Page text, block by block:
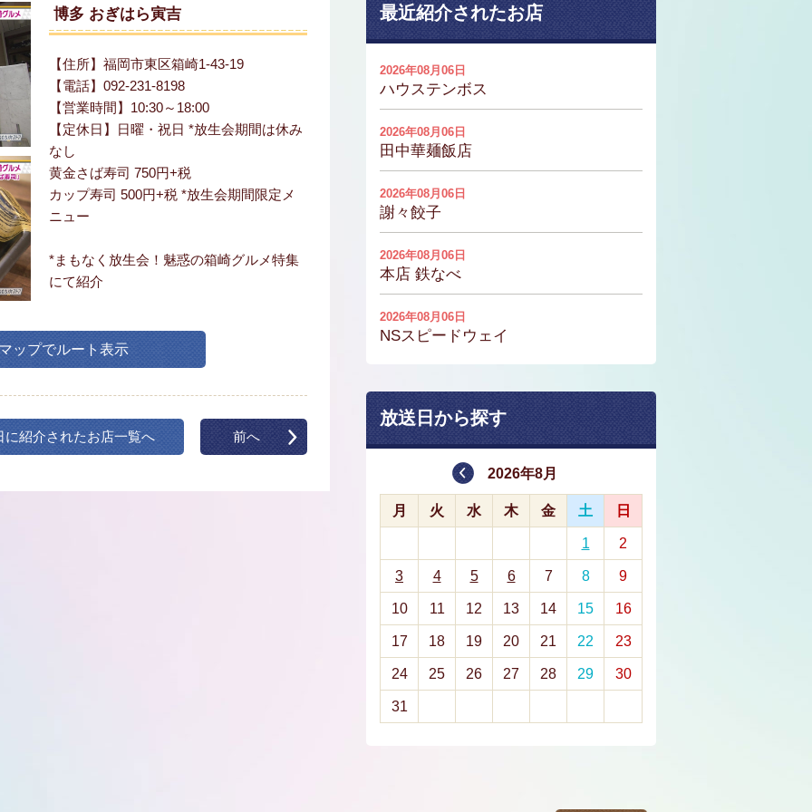
博多 おぎはら寅吉
【住所】福岡市東区箱崎1-43-19
【電話】092-231-8198
【営業時間】10:30～18:00
【定休日】日曜・祝日 *放生会期間は休み
なし
黄金さば寿司 750円+税
カップ寿司 500円+税 *放生会期間限定メ
ニュー
*まもなく放生会！魅惑の箱崎グルメ特集
にて紹介
ップでルート表示
に紹介されたお店一覧へ 前へ
最近紹介されたお店
2026年08月06日
ハウステンボス
2026年08月06日
田中華麺飯店
2026年08月06日
謝々餃子
2026年08月06日
本店 鉄なべ
2026年08月06日
NSスピードウェイ
放送日から探す
2026年8月
月 火 水 木 金 土 日
1 2
3 4 5 6 7 8 9
10 11 12 13 14 15 16
17 18 19 20 21 22 23
24 25 26 27 28 29 30
31